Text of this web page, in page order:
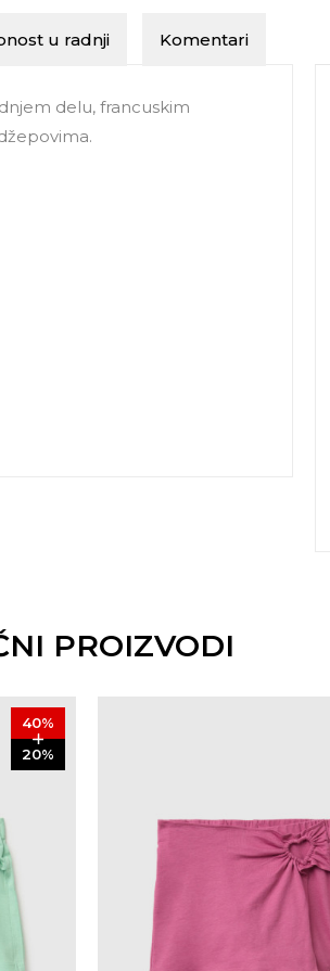
u radnji Komentari
delu, francuskim
PROIZVODI
40%
20%